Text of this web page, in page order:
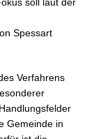
Spessart
Verfahrens
Gemeinde in